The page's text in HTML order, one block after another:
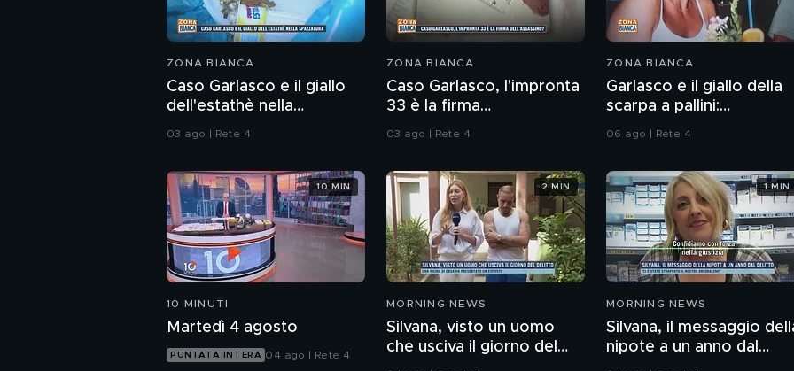
ZONA BIANCA
Caso Garlasco e il giallo
dell'estathè nella
spazzatura
03 ago | Rete 4
ZONA BIANCA
Caso Garlasco, l'impronta
33 è la firma
dell'assassino?
03 ago | Rete 4
ZONA BIANCA
Garlasco e il giallo della
scarpa a pallini:
compatibile col piede di
06 ago | Rete 4
10 MINUTI
Martedì 4 agosto
PUNTATA INTERA 04 ago | Rete 4
10 MIN
MORNING NEWS
Silvana, visto un uomo
che usciva il giorno del
delitto.
2 MIN
MORNING NEWS
Silvana, il messaggio
nipote a un anno dal
delitto
1 MIN